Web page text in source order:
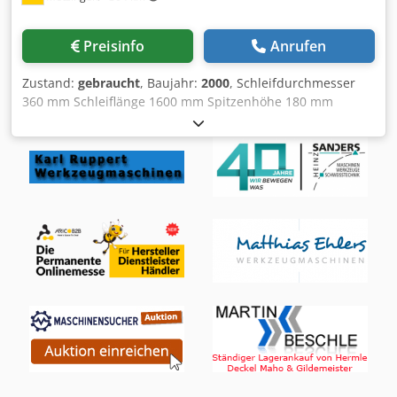
mit Zähler und automatischer Sammlung der fertigen
Stäbe Hydraulikaggregat – komplett neu Schaltschrank –
Preisinfo Anrufen
Zustand: gebraucht, Baujahr: 2000, Schleifdurchmesser
360 mm Schleiflänge 1600 mm Spitzenhöhe 180 mm
Innendurchmesser 0 mm Schleiftiefe 0 mm
Umlaufdurchmesser 0 mm Gesamtleistungsbedarf 40 kW
Maschinengewicht ca. 10000 kg Raumbedarf ca. m K A R S
T E N S Universal - „ CNC „ – Außenrund- Innen und
Planschleifmaschine mit Mehrkant, - Unrund, - Polygon,
Type 900 C, Type K 51 - 1500 Baujahr 2000 Fabrik-Nr. 99
033 _____ Spitzenhöhe 180 mm Spitzenweite / Schleiflänge
1.700/1.600 mm Max. werkstückgewicht zw. Spitzen 250 kg
Schleifscheibenmaß: durchm. x Breite x Bohrung 500 x 100
x 127 mm Schleifspindeldrehzahlen (35 m/s / 50 m/s) 1.900
/ 2.200 U/min Antriebsleistungen aussen//plan/innen 7,5 /
7,5 /4,0 kW Schleifspindelstock 3 Positionen